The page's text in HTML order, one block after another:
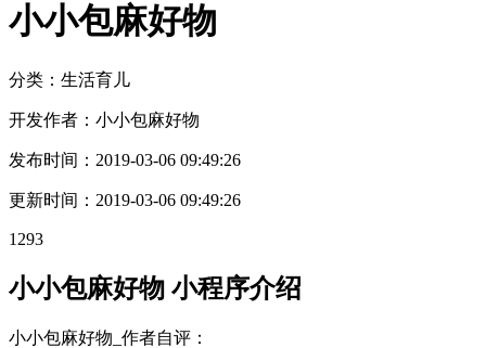
小小包麻好物
分类：生活育儿
开发作者： 小小包麻好物
发布时间： 2019-03-06 09:49:26
更新时间： 2019-03-06 09:49:26
1293
小小包麻好物 小程序介绍
小小包麻好物_作者自评：